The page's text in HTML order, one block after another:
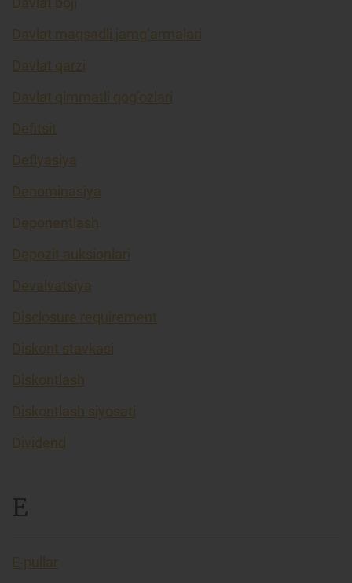
Davlat maqsadli jamg’armalari
Davlat qarzi
Davlat qimmatli qog’ozlari
Defitsit
Deflyasiya
Denominasiya
Deponentlash
Depozit auksionlari
Devalvatsiya
Disclosure requirement
Diskont stavkasi
Diskontlash
Diskontlash siyosati
Dividend
E
E-pullar